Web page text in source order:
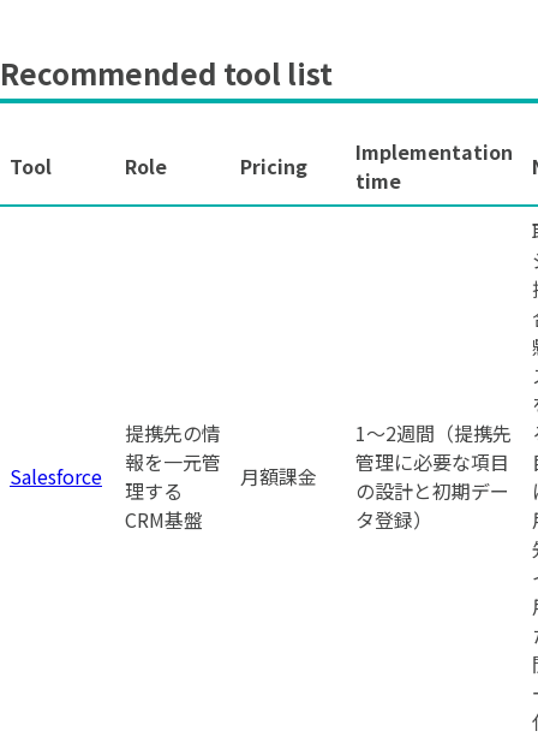
Recommended tool list
Tool Role Pricing
Implementation
time
Salesforce
提携先の情
報を一元管
理する
CRM基盤
月額課金
1〜2週間（提携先
管理に必要な項目
の設計と初期デー
タ登録）